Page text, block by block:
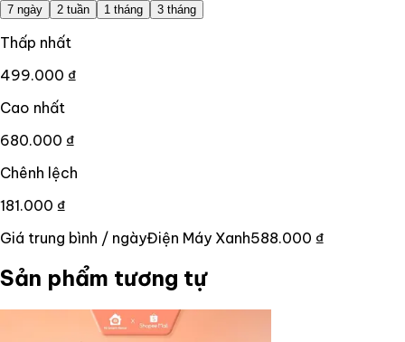
7 ngày 2 tuần 1 tháng 3 tháng
Thấp nhất
499.000 ₫
Cao nhất
680.000 ₫
Chênh lệch
181.000 ₫
Giá trung bình / ngàyĐiện Máy Xanh588.000 ₫
Sản phẩm tương tự